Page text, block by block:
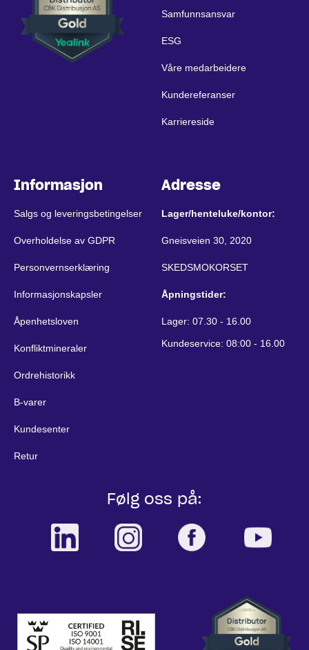
Samfunnsansvar
ESG
Våre medarbeidere
Kundereferanser
Karriereside
Informasjon
Salgs og leveringsbetingelser
Overholdelse av GDPR
Personvernserklæring
Informasjonskapsler
Åpenhetsloven
Konfliktmineraler
Ordrehistorikk
B-varer
Kundesenter
Retur
Adresse
Lager/henteluke/kontor:
Gneisveien 30, 2020
SKEDSMOKORSET
Åpningstider:
Lager: 07.30 - 16.00
Kundeservice: 08:00 - 16.00
Følg oss på: